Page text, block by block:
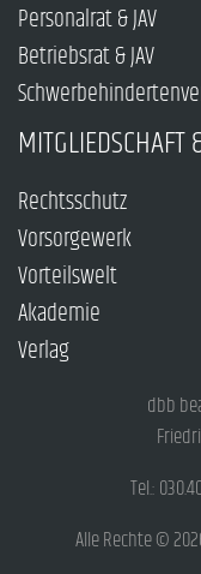
Personalrat & JAV
Betriebsrat & JAV
MITGLIEDSCHAFT
Rechtsschutz
Vorsorgewerk
Vorteilswelt
Akademie
Verlag
dbb
Tel.:
Alle Rechte ©